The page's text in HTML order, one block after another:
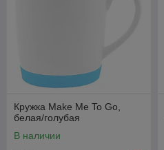
Кружка Make Me To Go,
белая/голубая
В наличии